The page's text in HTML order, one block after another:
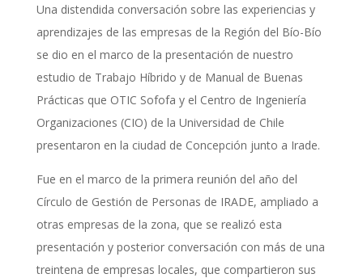
Una distendida conversación sobre las experiencias y
aprendizajes de las empresas de la Región del Bío-Bío
se dio en el marco de la presentación de nuestro
estudio de Trabajo Híbrido y de Manual de Buenas
Prácticas que OTIC Sofofa y el Centro de Ingeniería
Organizaciones (CIO) de la Universidad de Chile
presentaron en la ciudad de Concepción junto a Irade.
Fue en el marco de la primera reunión del año del
Círculo de Gestión de Personas de IRADE, ampliado a
otras empresas de la zona, que se realizó esta
presentación y posterior conversación con más de una
treintena de empresas locales, que compartieron sus